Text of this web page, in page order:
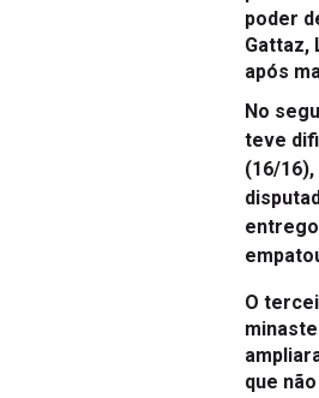
poder
Gattaz,
após
No
teve
(16/
O
que